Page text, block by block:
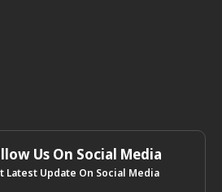
Us On Social Media
Latest Update On Social Media